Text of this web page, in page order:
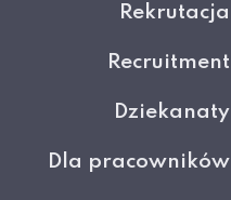
Rekrutacja
Recruitment
Dziekanaty
Dla pracowników